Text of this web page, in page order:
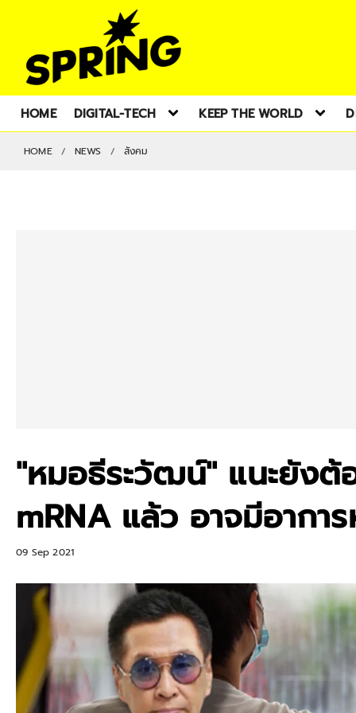
HOME DIGITAL-TECH KEEP THE WORLD
HOME NEWS สังคม
"หมอธีระวัฒน์" แนะยังต้
mRNA แล้ว อาจมีอากา
09 Sep 2021